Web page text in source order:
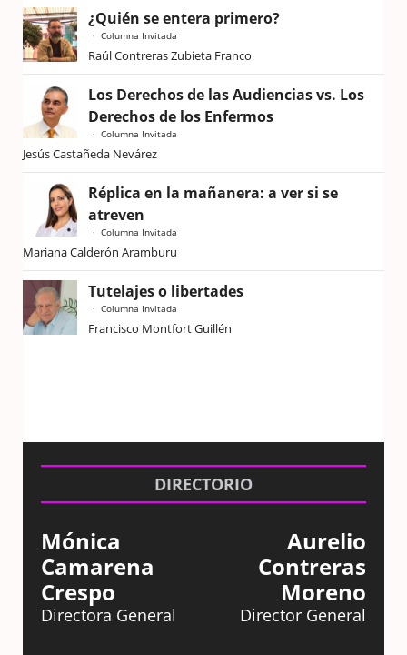
¿Quién se entera primero?
Columna Invitada
Raúl Contreras Zubieta Franco
Los Derechos de las Audiencias vs. Los
Derechos de los Enfermos
Columna Invitada
Jesús Castañeda Nevárez
Réplica en la mañanera: a ver si se
atreven
Columna Invitada
Mariana Calderón Aramburu
Tutelajes o libertades
Columna Invitada
Francisco Montfort Guillén
DIRECTORIO
Mónica
Camarena
Crespo
Directora General
Aurelio
Contreras
Moreno
Director General